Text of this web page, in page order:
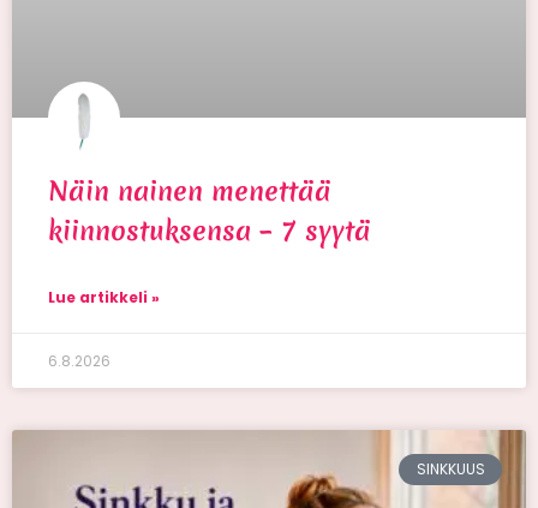
Näin nainen menettää
kiinnostuksensa – 7 syytä
Lue artikkeli »
6.8.2026
SINKKUUS